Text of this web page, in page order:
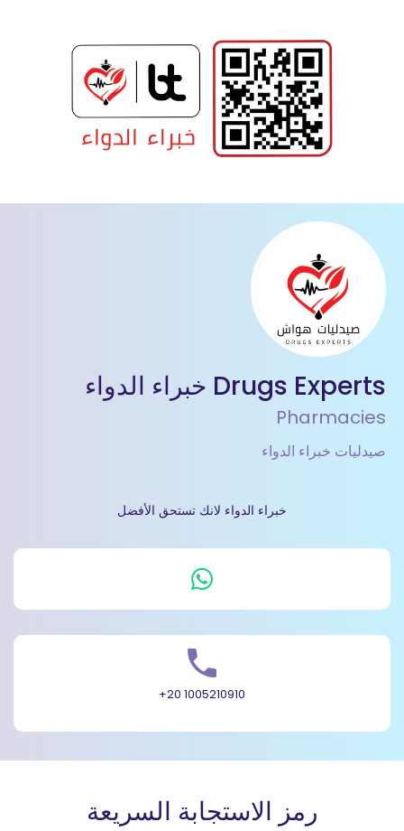
Drugs Experts خبراء الدواء
Pharmacies
صيدليات خبراء الدواء
خبراء الدواء لانك تستحق الأفضل
+20 1005210910
رمز الاستجابة السريعة